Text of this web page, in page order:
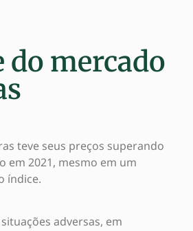
do mercado
teve seus preços superando
em 2021, mesmo em um
índice.
adversas, em